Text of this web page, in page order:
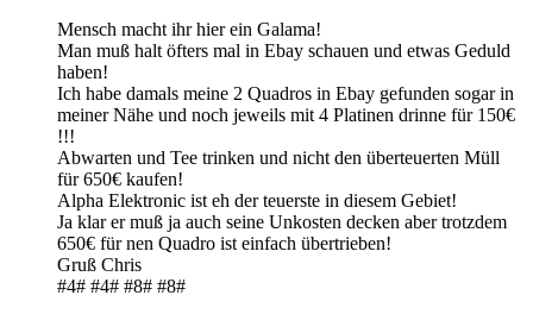
Mensch macht ihr hier ein Galama!
Man muß halt öfters mal in Ebay schauen und etwas Geduld
haben!
Ich habe damals meine 2 Quadros in Ebay gefunden sogar in
meiner Nähe und noch jeweils mit 4 Platinen drinne für 150€
!!!
Abwarten und Tee trinken und nicht den überteuerten Müll
für 650€ kaufen!
Alpha Elektronic ist eh der teuerste in diesem Gebiet!
Ja klar er muß ja auch seine Unkosten decken aber trotzdem
650€ für nen Quadro ist einfach übertrieben!
Gruß Chris
#4# #4# #8# #8#